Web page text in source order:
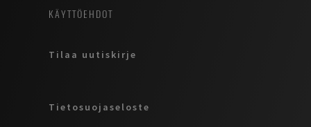
KÄYTTÖEHDOT
Tilaa uutiskirje
Tietosuojaseloste